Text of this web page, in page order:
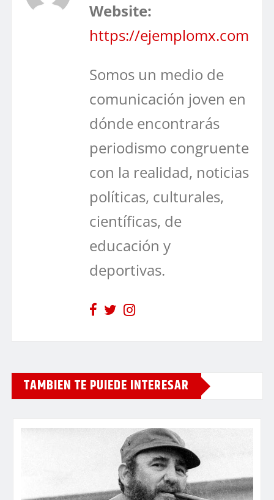
Website:
https://ejemplomx.com
Somos un medio de
comunicación joven en
dónde encontrarás
periodismo congruente
con la realidad, noticias
políticas, culturales,
científicas, de
educación y
deportivas.
TAMBIEN TE PUIEDE INTERESAR